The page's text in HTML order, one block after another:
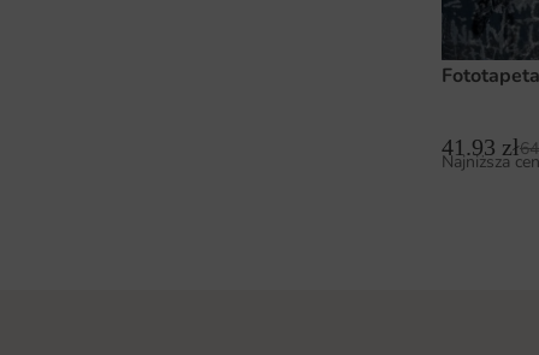
41.93 zł
Najniższa